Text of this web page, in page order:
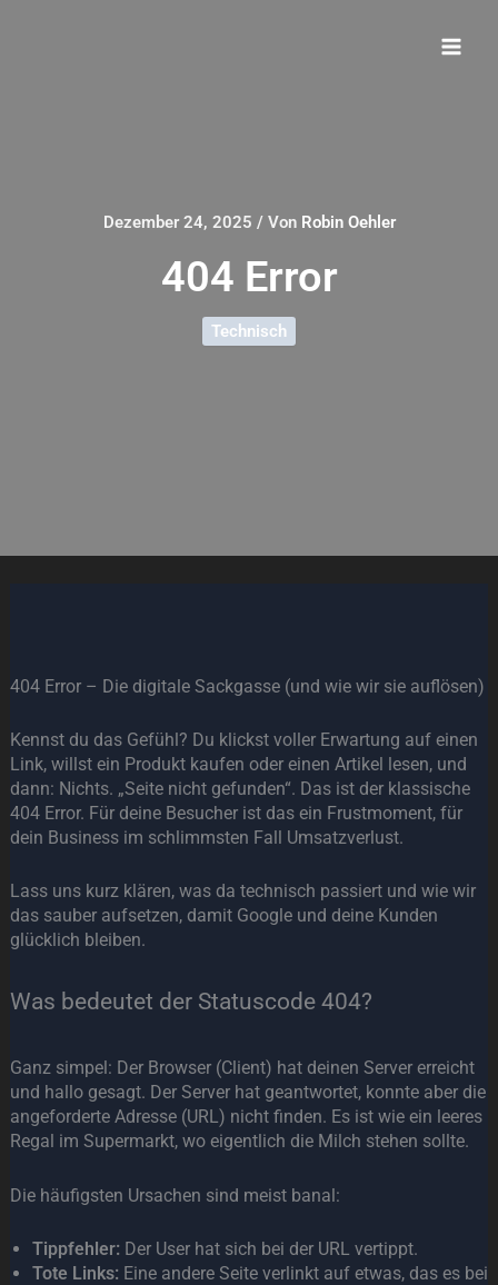
Dezember 24, 2025 / Von Robin Oehler
404 Error
Technisch
404 Error – Die digitale Sackgasse (und wie wir sie auflösen)
Kennst du das Gefühl? Du klickst voller Erwartung auf einen
Link, willst ein Produkt kaufen oder einen Artikel lesen, und
dann: Nichts. „Seite nicht gefunden“. Das ist der klassische
404 Error. Für deine Besucher ist das ein Frustmoment, für
dein Business im schlimmsten Fall Umsatzverlust.
Lass uns kurz klären, was da technisch passiert und wie wir
das sauber aufsetzen, damit Google und deine Kunden
glücklich bleiben.
Was bedeutet der Statuscode 404?
Ganz simpel: Der Browser (Client) hat deinen Server erreicht
und hallo gesagt. Der Server hat geantwortet, konnte aber die
angeforderte Adresse (URL) nicht finden. Es ist wie ein leeres
Regal im Supermarkt, wo eigentlich die Milch stehen sollte.
Die häufigsten Ursachen sind meist banal:
Tippfehler: Der User hat sich bei der URL vertippt.
Tote Links: Eine andere Seite verlinkt auf etwas, das es bei